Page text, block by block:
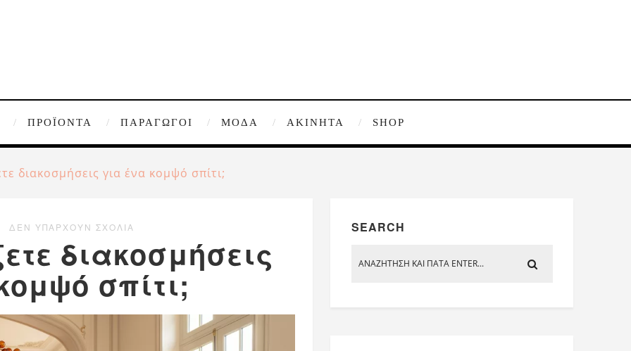
ΠΡΟΪΌΝΤΑ ΠΑΡΑΓΩΓΟΊ ΜΌΔΑ ΑΚΊΝΗΤΑ SHOP
διακοσμήσεις για ένα κομψό σπίτι;
ΔΕΝ ΥΠΆΡΧΟΥΝ ΣΧΌΛΙΑ
διακοσμήσεις
σπίτι;
SEARCH